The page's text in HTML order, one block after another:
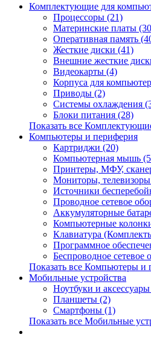
Комплектующие для
Процессоры (21)
Материнские платы
Оперативная память
Жесткие диски (41)
Внешние жесткие
Видеокарты (4)
Корпуса для
Приводы (2)
Системы охлаждения
Блоки питания (28)
Показать все
Компьютеры и периферия
Картриджи (20)
Компьютерная мышь
Принтеры, МФУ,
Мониторы, телевизоры
Источники
Проводное сетевое
Аккумуляторные
Компьютерные
Клавиатура
Программное
Беспроводное сетевое
Показать все Компьютеры и
Мобильные устройства
Ноутбуки и
Планшеты (2)
Смартфоны (1)
Показать все Мобильные